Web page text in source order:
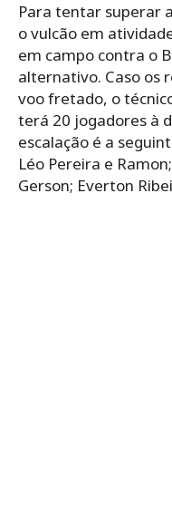
Para tentar superar
o vulcão em
em campo contra o
alternativo. Caso os
voo fretado, o
terá 20 jogadores à
escalação é a
Léo Pereira e
Gerson; Everton